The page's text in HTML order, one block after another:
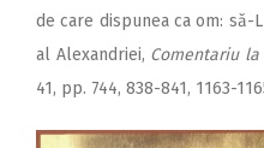
de care dispunea ca om:
al Alexandriei, Comentariu
41, pp. 744, 838-841, 1163-